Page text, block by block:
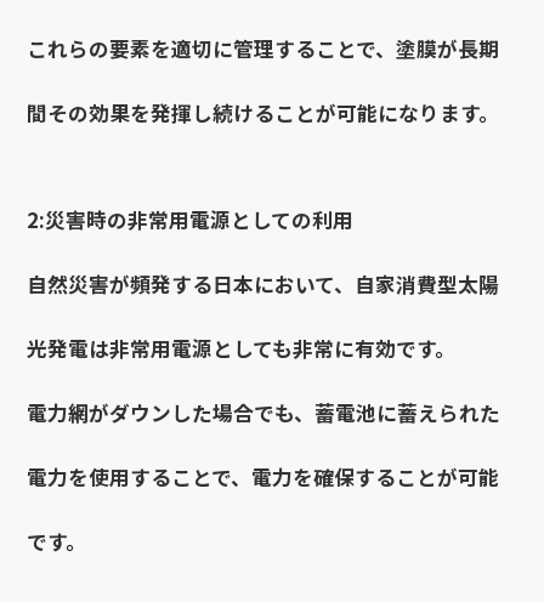
これらの要素を適切に管理することで、塗膜が長期
間その効果を発揮し続けることが可能になります。
2:災害時の非常用電源としての利用
自然災害が頻発する日本において、自家消費型太陽
光発電は非常用電源としても非常に有効です。
電力網がダウンした場合でも、蓄電池に蓄えられた
電力を使用することで、電力を確保することが可能
です。